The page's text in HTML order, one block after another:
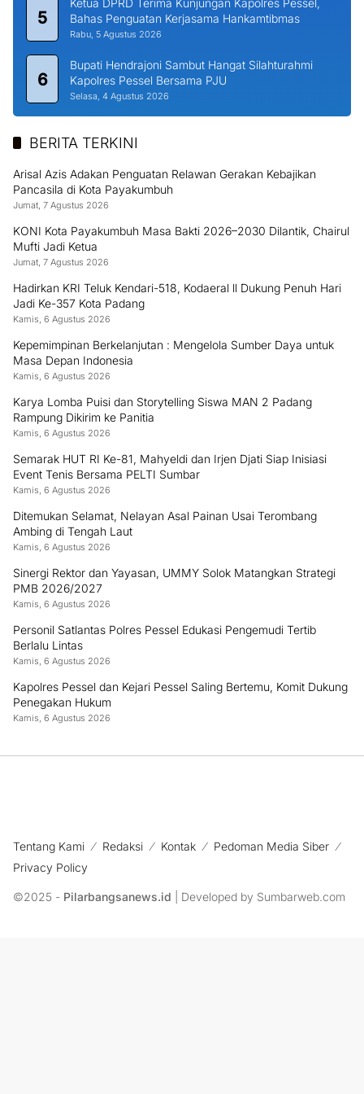
5
Ketua DPRD Terima Kunjungan Kapolres Pessel,
Bahas Penguatan Kerjasama Hankamtibmas
Rabu, 5 Agustus 2026
6
Bupati Hendrajoni Sambut Hangat Silahturahmi
Kapolres Pessel Bersama PJU
Selasa, 4 Agustus 2026
BERITA TERKINI
Arisal Azis Adakan Penguatan Relawan Gerakan Kebajikan
Pancasila di Kota Payakumbuh
Jumat, 7 Agustus 2026
KONI Kota Payakumbuh Masa Bakti 2026–2030 Dilantik, Chairul
Mufti Jadi Ketua
Jumat, 7 Agustus 2026
Hadirkan KRI Teluk Kendari-518, Kodaeral ll Dukung Penuh Hari
Jadi Ke-357 Kota Padang
Kamis, 6 Agustus 2026
Kepemimpinan Berkelanjutan : Mengelola Sumber Daya untuk
Masa Depan Indonesia
Kamis, 6 Agustus 2026
Karya Lomba Puisi dan Storytelling Siswa MAN 2 Padang
Rampung Dikirim ke Panitia
Kamis, 6 Agustus 2026
Semarak HUT RI Ke-81, Mahyeldi dan Irjen Djati Siap Inisiasi
Event Tenis Bersama PELTI Sumbar
Kamis, 6 Agustus 2026
Ditemukan Selamat, Nelayan Asal Painan Usai Terombang
Ambing di Tengah Laut
Kamis, 6 Agustus 2026
Sinergi Rektor dan Yayasan, UMMY Solok Matangkan Strategi
PMB 2026/2027
Kamis, 6 Agustus 2026
Personil Satlantas Polres Pessel Edukasi Pengemudi Tertib
Berlalu Lintas
Kamis, 6 Agustus 2026
Kapolres Pessel dan Kejari Pessel Saling Bertemu, Komit Dukung
Penegakan Hukum
Kamis, 6 Agustus 2026
Tentang Kami Redaksi Kontak
Pedoman Media Siber
Privacy Policy
©2025 - Pilarbangsanews.id | Developed by Sumbarweb.com